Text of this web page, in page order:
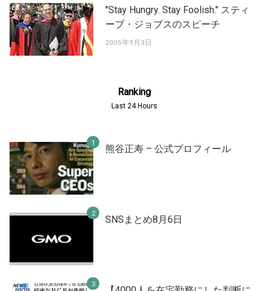
"Stay Hungry. Stay Foolish." スティ
ーブ・ジョブスのスピーチ
2005年9月3日
Ranking
Last 24 Hours
熊谷正寿 – 公式プロフィール
SNSまとめ8月6日